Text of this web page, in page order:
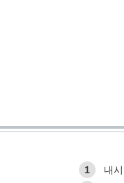
1
내